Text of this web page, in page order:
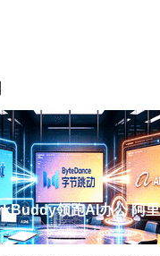
领跑AI办公 阿